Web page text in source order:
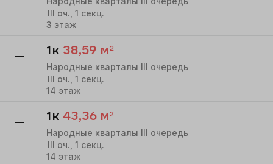
III оч., 1 секц.
3 этаж
— 1к 38,59 м²
Народные кварталы III очередь
III оч., 1 секц.
14 этаж
— 1к 43,36 м²
Народные кварталы III очередь
III оч., 1 секц.
14 этаж